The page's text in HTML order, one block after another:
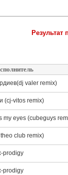
Результат
valer remix)
(cj-vitos remix)
my eyes (cubeguys
club remix)
prodigy
prodigy